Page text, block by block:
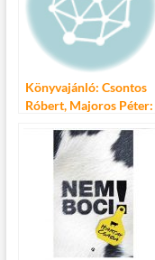
Könyvajánló: Csontos
Róbert, Majoros Péter: